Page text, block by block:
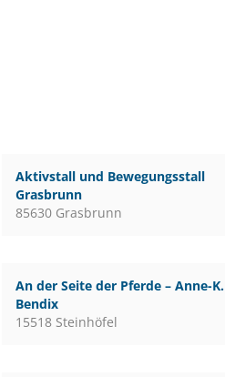
Aktivstall und Bewegungsstall
Grasbrunn
85630 Grasbrunn
An der Seite der Pferde – Anne-K.
Bendix
15518 Steinhöfel